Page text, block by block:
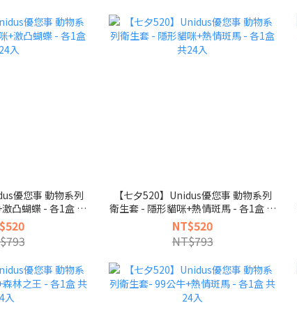
優您事 動物系列
凸蝴蝶 - 各1盒 共
入
【七夕520】Unidus優您事 動物系列
衛生套 - 隱形貓咪+熱情斑馬 - 各1盒 共
24入
NT$520
NT$793